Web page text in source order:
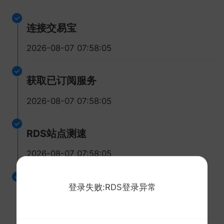
连接交易宝
2026-08-07 07:58:05
获取已订阅服务
2026-08-07 07:58:05
RDS站点测速
2026-08-07 07:58:05
连接RDS行情登录失败:RDS登录异常